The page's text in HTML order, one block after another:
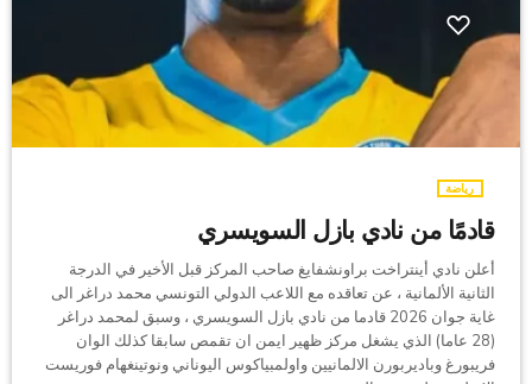
رياضة
قادمًا من نادي بازل السويسري
أعلن نادي أينتراخت براونشفايغ صاحب المركز قبل الأخير في الدرجة
الثانية الألمانية ، عن تعاقده مع اللاعب الدولي التونسي محمد دراغر الى
غاية جوان 2026 قادما من نادي بازل السويسري ، وسبق لمحمد دراغر
(28 عاما) الذي يشغل مركز ظهير ايمن ان تقمص سابقا كذلك الوان
فريبورغ وباديربورن الالمانيين واولمبياكوس اليوناني ونوتينغهام فوريست